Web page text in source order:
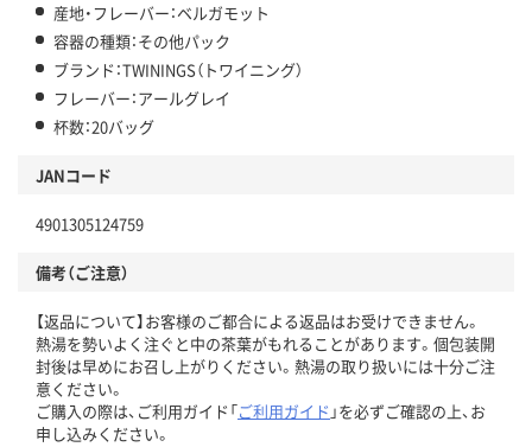
産地・フレーバー：ベルガモット
容器の種類：その他パック
ブランド：TWININGS（トワイニング）
フレーバー：アールグレイ
杯数：20バッグ
JANコード
4901305124759
備考（ご注意）
【返品について】お客様のご都合による返品はお受けできません。
熱湯を勢いよく注ぐと中の茶葉がもれることがあります。個包装開
封後は早めにお召し上がりください。熱湯の取り扱いには十分ご注
意ください。
ご購入の際は、ご利用ガイド「ご利用ガイド 」を必ずご確認の上、お
申し込みください。